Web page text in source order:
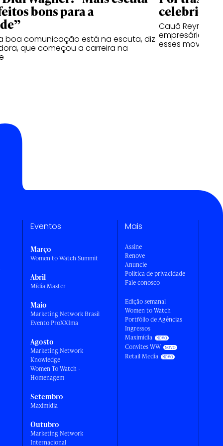
bons para a
boa comunicação está na escuta, diz
que começou a carreira na
Cauã
empresário, já o
esses
Eventos
Março
Women to Watch Summit
Abril
Mídia Master
Maio
Marketing Network Brasil
Evento ProXXIma
Agosto
Marketing Network
Knowledge
Women To Watch -
Homenagem
Setembro
Maximídia
Outubro
Marketing Network
Internacional
Mais
Assine
Renove
Anuncie
Política de privacidade
Fale conosco
Edição semanal
Women to Watch
Portfólio de Agências
Ingressos
Maximídia
Convites WW
Retail Media